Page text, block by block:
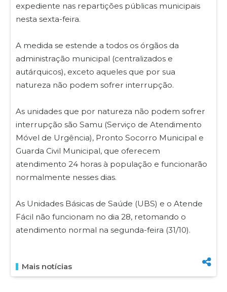
expediente nas repartições públicas municipais
nesta sexta-feira.
A medida se estende a todos os órgãos da
administração municipal (centralizados e
autárquicos), exceto aqueles que por sua
natureza não podem sofrer interrupção.
As unidades que por natureza não podem sofrer
interrupção são Samu (Serviço de Atendimento
Móvel de Urgência), Pronto Socorro Municipal e
Guarda Civil Municipal, que oferecem
atendimento 24 horas à população e funcionarão
normalmente nesses dias.
As Unidades Básicas de Saúde (UBS) e o Atende
Fácil não funcionam no dia 28, retomando o
atendimento normal na segunda-feira (31/10).
Mais notícias